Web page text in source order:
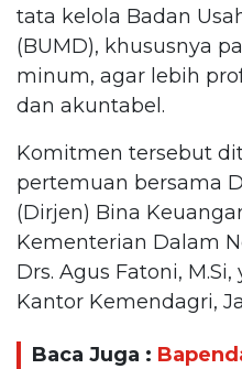
tata kelola Badan
(BUMD), khususnya
minum, agar lebih
dan akuntabel.
Komitmen tersebut
pertemuan bersama
(Dirjen) Bina
Kementerian Dalam
Drs. Agus Fatoni,
Kantor Kemendagri,
Baca Juga :